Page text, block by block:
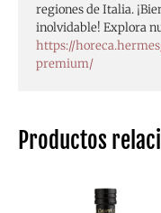
Productos
regiones de Italia.
inolvidable! Explora
https://
premium/